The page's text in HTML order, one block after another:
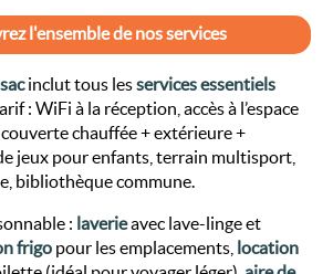
l'ensemble de nos services
inclut tous lesservices essentiels
: WiFi à la réception, accès à l’espace
chauffée + extérieure +
jeux pour enfants, terrain multisport,
bibliothèque commune.
: laverieavec lave-linge et
frigo pour les emplacements, location